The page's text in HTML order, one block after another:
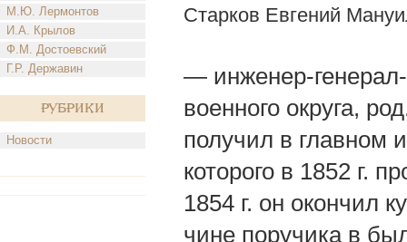
М.Ю. Лермонтов
И.А. Крылов
Ф.М. Достоевский
Г.Р. Державин
Рубрики
Новости
Старков Евгений
— инженер-
военного округа,
получил в главном
которого в 1852 г.
1854 г. он окончил
чине поручика в